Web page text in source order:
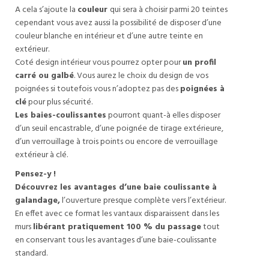
A cela s’ajoute la couleur qui sera à choisir parmi 20 teintes
cependant vous avez aussi la possibilité de disposer d’une
couleur blanche en intérieur et d’une autre teinte en
extérieur.
Coté design intérieur vous pourrez opter pourun profil
carré ou galbé. Vous aurez le choix du design de vos
poignées si toutefois vous n’adoptez pas despoignées à
clépour plus sécurité.
Les baies-coulissantespourront quant-à elles disposer
d’un seuil encastrable, d’une poignée de tirage extérieure,
d’un verrouillage à trois points ou encore de verrouillage
extérieur à clé.
Pensez-y !
Découvrez les avantages d’une baie coulissante à
galandage,l’ouverture presque complète vers l’extérieur.
En effet avec ce format les vantaux disparaissent dans les
murslibérant pratiquement 100 % du passagetout
en conservant tous les avantages d’une baie-coulissante
standard.